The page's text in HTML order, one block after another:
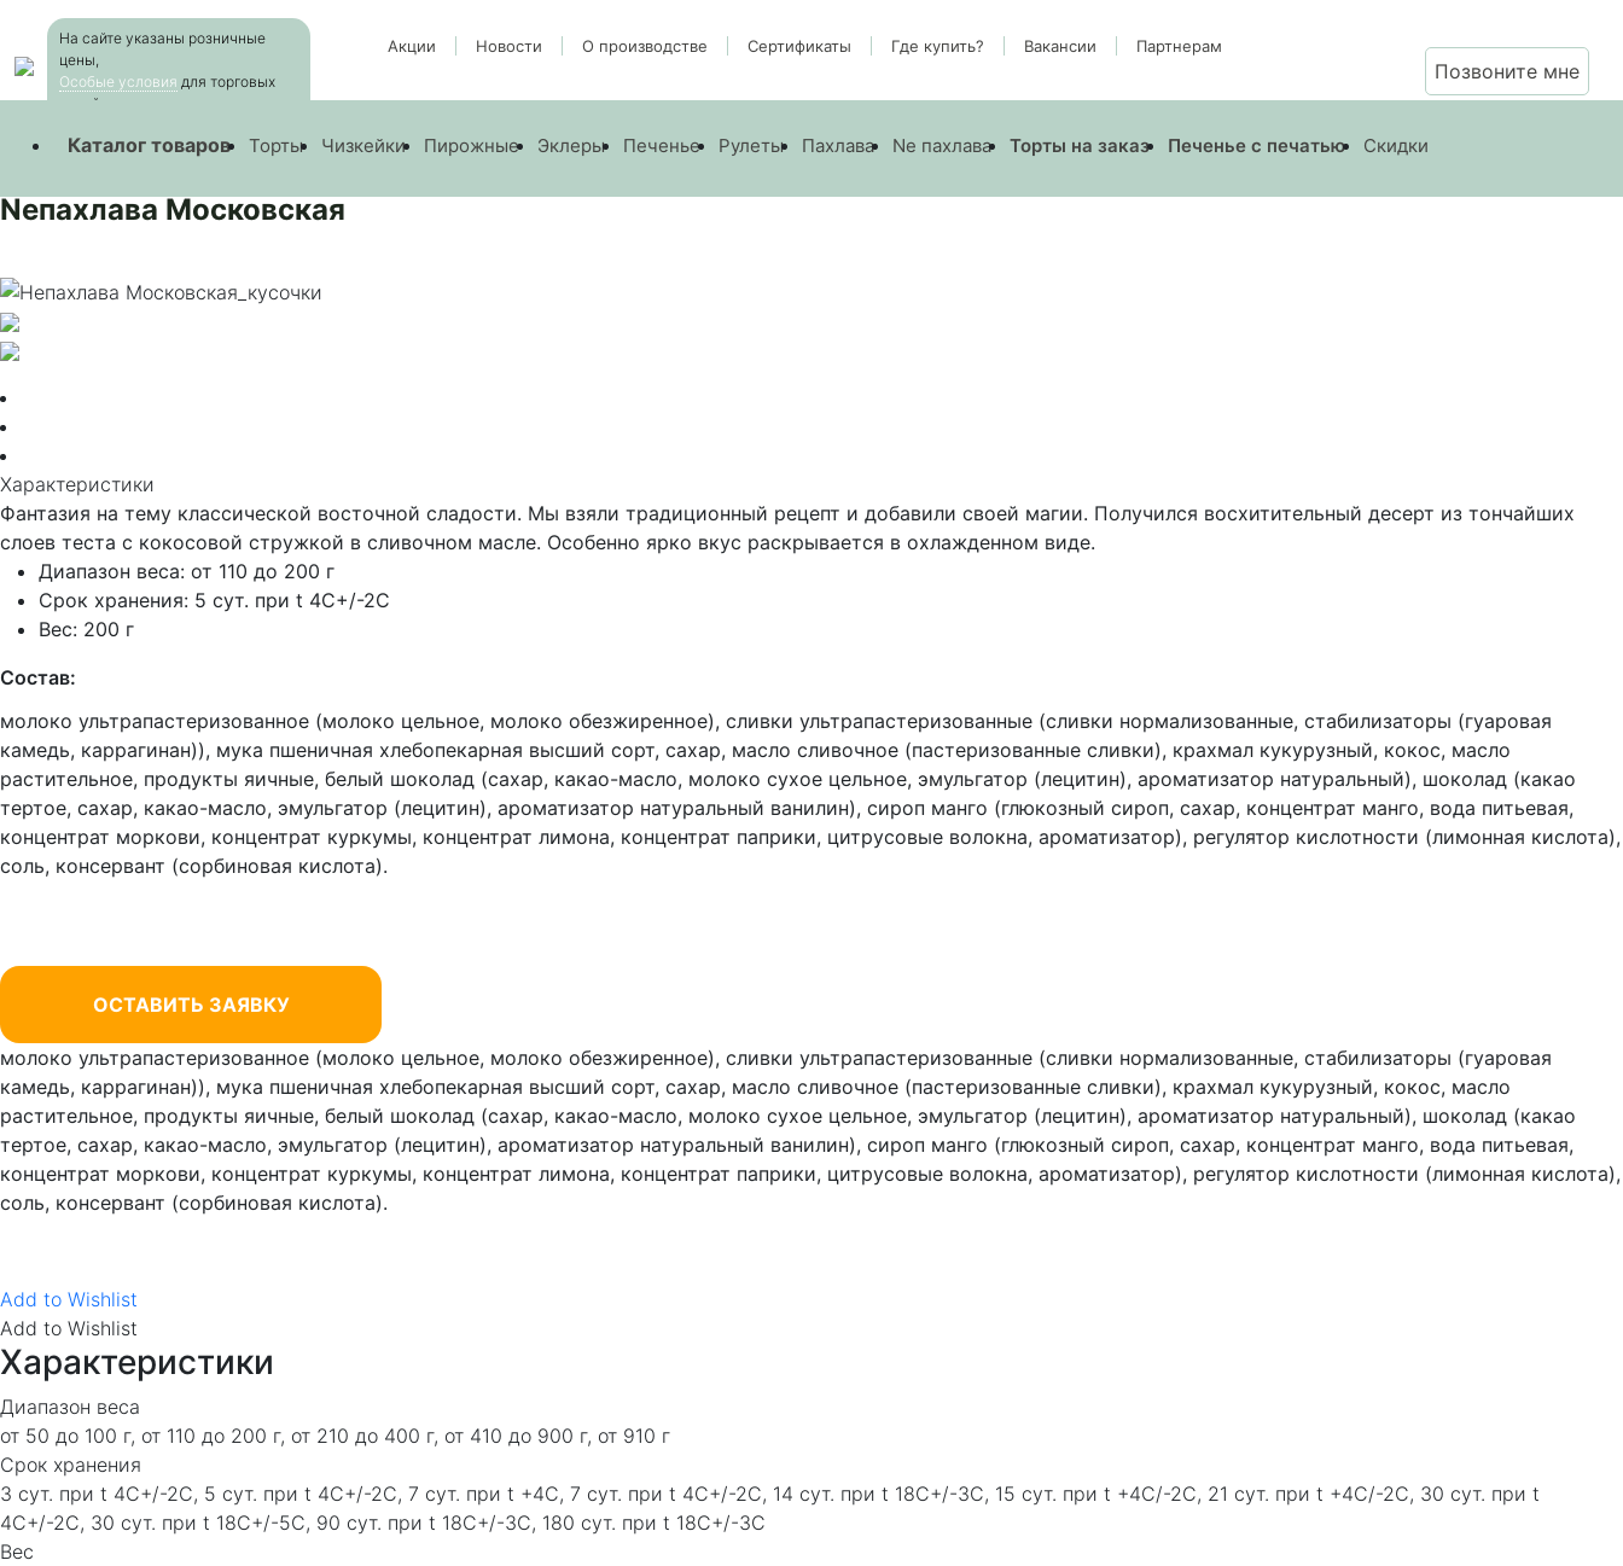
the
content
На сайте указаны розничные
цены,
Особые условия для торговых
сетей
Акции Новости О производстве Cертификаты Где купить? Вакансии Партнерам
Позвоните мне
Каталог товаров Торты Чизкейки Пирожные Эклеры Печенье Рулеты Пахлава Ne пахлава Торты на заказ Печенье с печатью Скидки
— Products — Nепахлава Московская
Nепахлава Московская
Характеристики
Фантазия на тему классической восточной сладости. Мы взяли традиционный рецепт и добавили своей магии. Получился восхитительный десерт из тончайших
слоев теста с кокосовой стружкой в сливочном масле. Особенно ярко вкус раскрывается в охлажденном виде.
Диапазон веса: от 110 до 200 г
Срок хранения: 5 сут. при t 4C+/-2C
Вес: 200 г
Состав:
молоко ультрапастеризованное (молоко цельное, молоко обезжиренное), сливки ультрапастеризованные (сливки нормализованные, стабилизаторы (гуаровая
камедь, каррагинан)), мука пшеничная хлебопекарная высший сорт, сахар, масло сливочное (пастеризованные сливки), крахмал кукурузный, кокос, масло
растительное, продукты яичные, белый шоколад (сахар, какао-масло, молоко сухое цельное, эмульгатор (лецитин), ароматизатор натуральный), шоколад (какао
тертое, сахар, какао-масло, эмульгатор (лецитин), ароматизатор натуральный ванилин), сироп манго (глюкозный сироп, сахар, концентрат манго, вода питьевая,
концентрат моркови, концентрат куркумы, концентрат лимона, концентрат паприки, цитрусовые волокна, ароматизатор), регулятор кислотности (лимонная кислота),
соль, консервант (сорбиновая кислота).
ОСТАВИТЬ ЗАЯВКУ
молоко ультрапастеризованное (молоко цельное, молоко обезжиренное), сливки ультрапастеризованные (сливки нормализованные, стабилизаторы (гуаровая
камедь, каррагинан)), мука пшеничная хлебопекарная высший сорт, сахар, масло сливочное (пастеризованные сливки), крахмал кукурузный, кокос, масло
растительное, продукты яичные, белый шоколад (сахар, какао-масло, молоко сухое цельное, эмульгатор (лецитин), ароматизатор натуральный), шоколад (какао
тертое, сахар, какао-масло, эмульгатор (лецитин), ароматизатор натуральный ванилин), сироп манго (глюкозный сироп, сахар, концентрат манго, вода питьевая,
концентрат моркови, концентрат куркумы, концентрат лимона, концентрат паприки, цитрусовые волокна, ароматизатор), регулятор кислотности (лимонная кислота),
соль, консервант (сорбиновая кислота).
Add to Wishlist
Add to Wishlist
Характеристики
Диапазон веса
от 50 до 100 г, от 110 до 200 г, от 210 до 400 г, от 410 до 900 г, от 910 г
Срок хранения
3 сут. при t 4C+/-2C, 5 сут. при t 4C+/-2C, 7 сут. при t +4C, 7 сут. при t 4C+/-2C, 14 сут. при t 18C+/-3C, 15 сут. при t +4C/-2C, 21 сут. при t +4C/-2C, 30 сут. при t
4C+/-2C, 30 сут. при t 18C+/-5C, 90 сут. при t 18C+/-3C, 180 сут. при t 18C+/-3C
Вес